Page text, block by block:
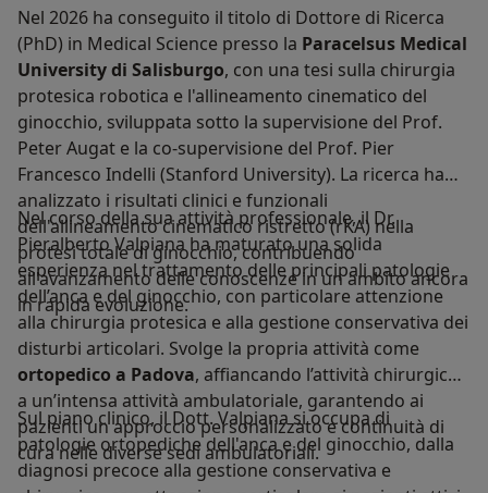
Nel 2026 ha conseguito il titolo di Dottore di Ricerca
(PhD) in Medical Science presso la Paracelsus Medical
University di Salisburgo, con una tesi sulla chirurgia
protesica robotica e l'allineamento cinematico del
ginocchio, sviluppata sotto la supervisione del Prof.
Peter Augat e la co-supervisione del Prof. Pier
Francesco Indelli (Stanford University). La ricerca ha
analizzato i risultati clinici e funzionali
dell'allineamento cinematico ristretto (rKA) nella
protesi totale di ginocchio, contribuendo
all'avanzamento delle conoscenze in un ambito ancora
in rapida evoluzione.
Nel corso della sua attività professionale, il Dr.
Pieralberto Valpiana ha maturato una solida
esperienza nel trattamento delle principali patologie
dell’anca e del ginocchio, con particolare attenzione
alla chirurgia protesica e alla gestione conservativa dei
disturbi articolari. Svolge la propria attività come
ortopedico a Padova, affiancando l’attività chirurgica
a un’intensa attività ambulatoriale, garantendo ai
pazienti un approccio personalizzato e continuità di
cura nelle diverse sedi ambulatoriali.
Sul piano clinico, il Dott. Valpiana si occupa di
patologie ortopediche dell'anca e del ginocchio, dalla
diagnosi precoce alla gestione conservativa e